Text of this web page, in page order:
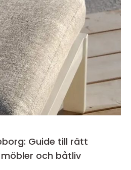
Guide till rätt
och båtliv